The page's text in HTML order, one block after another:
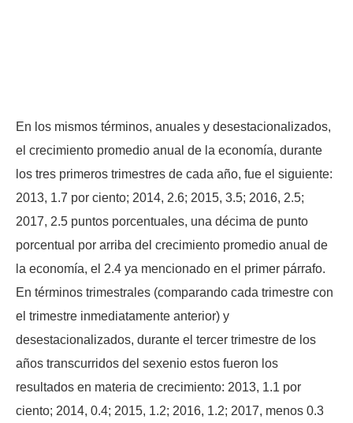
En los mismos términos, anuales y desestacionalizados,
el crecimiento promedio anual de la economía, durante
los tres primeros trimestres de cada año, fue el siguiente:
2013, 1.7 por ciento; 2014, 2.6; 2015, 3.5; 2016, 2.5;
2017, 2.5 puntos porcentuales, una décima de punto
porcentual por arriba del crecimiento promedio anual de
la economía, el 2.4 ya mencionado en el primer párrafo.
En términos trimestrales (comparando cada trimestre con
el trimestre inmediatamente anterior) y
desestacionalizados, durante el tercer trimestre de los
años transcurridos del sexenio estos fueron los
resultados en materia de crecimiento: 2013, 1.1 por
ciento; 2014, 0.4; 2015, 1.2; 2016, 1.2; 2017, menos 0.3